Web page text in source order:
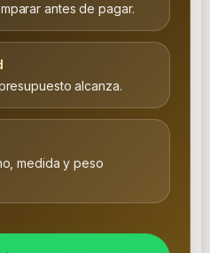
antes de pagar.
alcanza.
medida y peso